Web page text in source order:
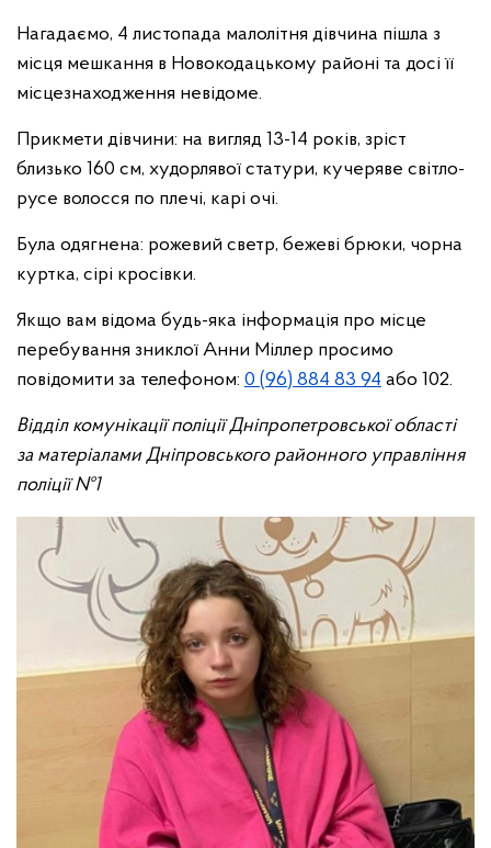
Нагадаємо, 4 листопада малолітня дівчина пішла з
місця мешкання в Новокодацькому районі та досі її
місцезнаходження невідоме.
Прикмети дівчини: на вигляд 13-14 років, зріст
близько 160 см, худорлявої статури, кучеряве світло-
русе волосся по плечі, карі очі.
Була одягнена: рожевий светр, бежеві брюки, чорна
куртка, сірі кросівки.
Якщо вам відома будь-яка інформація про місце
перебування зниклої Анни Міллер просимо
повідомити за телефоном: 0 (96) 884 83 94 або 102.
Відділ комунікації поліції Дніпропетровської області
за матеріалами Дніпровського районного управління
поліції №1